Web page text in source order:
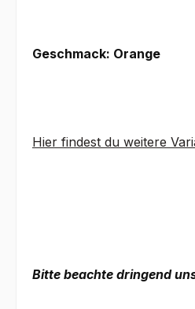
Geschmack: Orange
Hier findest du weitere
Bitte beachte dringend